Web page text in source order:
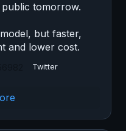
tomorrow.
but faster,
and lower cost.
Twitter